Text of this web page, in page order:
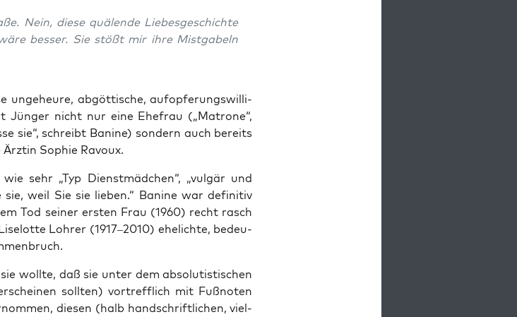
Nein, die­se quä­len­de Lie­bes­ge­schich­te
bes­ser. Sie stößt mir ihre Mist­ga­beln
unge­heu­re, abgöt­ti­sche, auf­op­fe­rungs­wil­li­
Jün­ger nicht nur eine Ehe­frau („Matro­ne“,
sie“, schreibt Bani­ne) son­dern auch bereits
Sophie Ravoux.
sehr „Typ Dienst­mäd­chen“, „vul­gär und
sie, weil Sie sie lie­ben.“ Bani­ne war defi­ni­tiv
Tod sei­ner ers­ten Frau (1960) recht rasch
Loh­rer (1917–2010) ehe­lich­te, bedeu­
woll­te, daß sie unter dem abso­lu­tis­ti­schen
soll­ten) vor­treff­lich mit Fuß­no­ten
die­sen (halb hand­schrift­li­chen, viel­